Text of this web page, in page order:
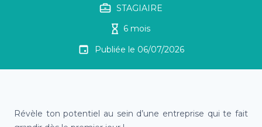
STAGIAIRE
6 mois
Publiée le 06/07/2026
Révèle ton potentiel au sein d’une entreprise qui te fait